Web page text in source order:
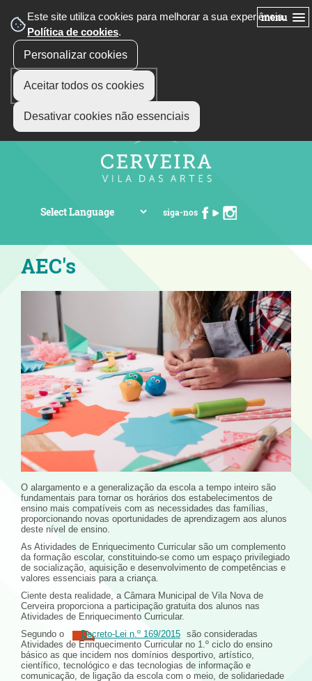
Este site utiliza cookies para melhorar a sua experiência.
Política de cookies.
Personalizar cookies
Aceitar todos os cookies
Desativar cookies não essenciais
menu
siga-nos
AEC's
O alargamento e a generalização da escola a tempo inteiro são
fundamentais para tornar os horários dos estabelecimentos de
ensino mais compatíveis com as necessidades das famílias,
proporcionando novas oportunidades de aprendizagem aos alunos
deste nível de ensino.
As Atividades de Enriquecimento Curricular são um complemento
da formação escolar, constituindo-se como um espaço privilegiado
de socialização, aquisição e desenvolvimento de competências e
valores essenciais para a criança.
Ciente desta realidade, a Câmara Municipal de Vila Nova de
Cerveira proporciona a participação gratuita dos alunos nas
Atividades de Enriquecimento Curricular.
Segundo o
Decreto-Lei n.º 169/2015 são consideradas
Atividades de Enriquecimento Curricular no 1.º ciclo do ensino
básico as que incidem nos domínios desportivo, artístico,
científico, tecnológico e das tecnologias de informação e
comunicação, de ligação da escola com o meio, de solidariedade